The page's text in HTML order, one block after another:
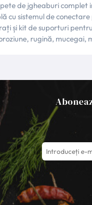
de jgheaburi
cu sistemul de
și kit de suporturi
rugină, mucegai,